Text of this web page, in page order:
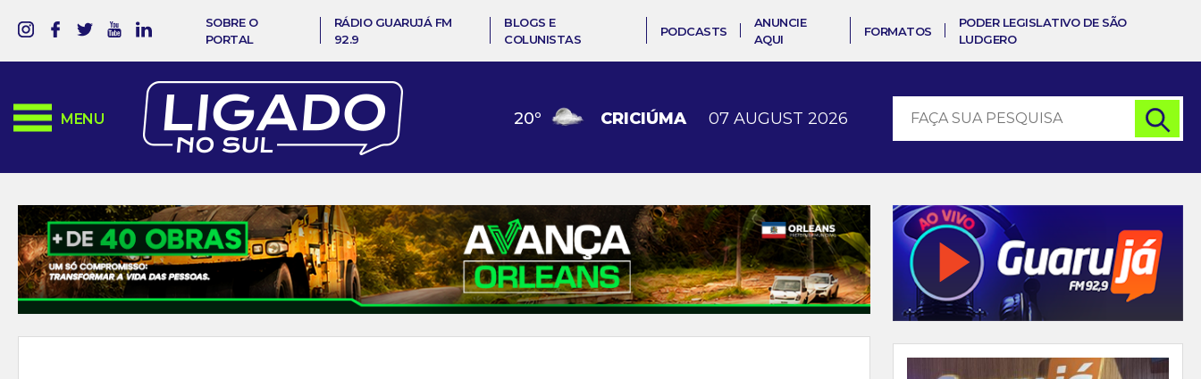
SOBRE O
PORTAL
RÁDIO GUARUJÁ FM
92.9
BLOGS E
COLUNISTAS
PODCASTS
ANUNCIE
AQUI
FORMATOS
PODER LEGISLATIVO DE SÃO
LUDGERO
MENU 20º CRICIÚMA 07 AUGUST 2026